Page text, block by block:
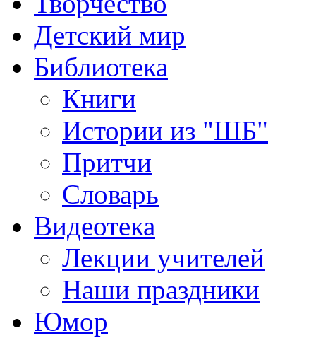
Детский мир
Библиотека
Книги
Истории из "ШБ"
Притчи
Словарь
Видеотека
Лекции учителей
Наши праздники
Юмор